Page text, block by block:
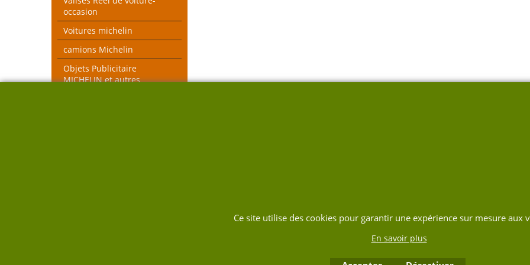
occasion
Voitures michelin
camions Michelin
Objets Publicitaire
MICHELIN et autres
Ce site utilise des cookies pour garantir une expérience sur mesure aux
En savoir plus